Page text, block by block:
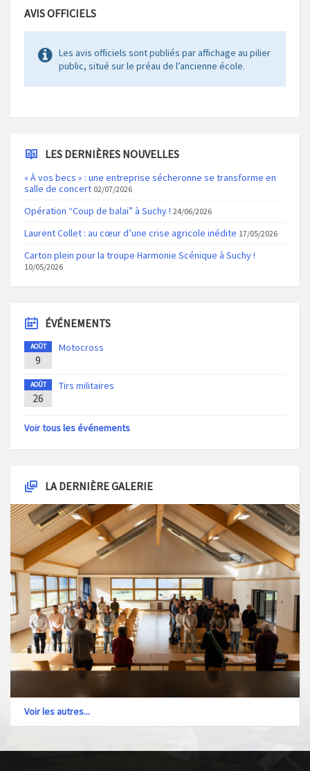
AVIS OFFICIELS
Les avis officiels sont publiés par affichage au pilier
public, situé sur le préau de l’ancienne école.
LES DERNIÈRES NOUVELLES
« À vos becs » : une entreprise sécheronne se transforme en
salle de concert 02/07/2026
Opération “Coup de balai” à Suchy ! 24/06/2026
Laurent Collet : au cœur d’une crise agricole inédite 17/05/2026
Carton plein pour la troupe Harmonie Scénique à Suchy !
10/05/2026
ÉVÉNEMENTS
AOÛT
9
Motocross
AOÛT
26
Tirs militaires
Voir tous les événements
LA DERNIÈRE GALERIE
Voir les autres...